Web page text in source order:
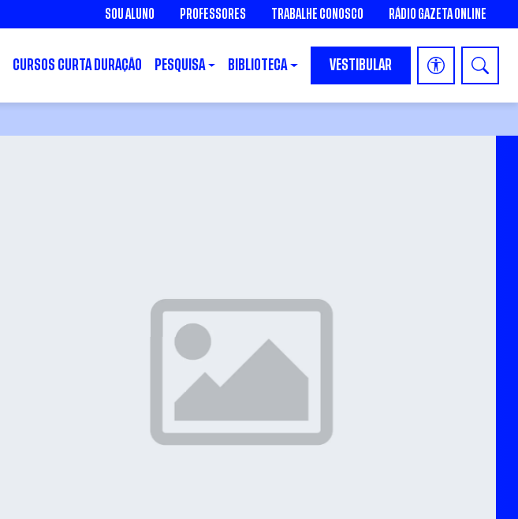
SOU ALUNO PROFESSORES TRABALHE CONOSCO RÁDIO GAZETA ONLINE
CURSOS CURTA DURAÇÃO PESQUISA BIBLIOTECA VESTIBULAR